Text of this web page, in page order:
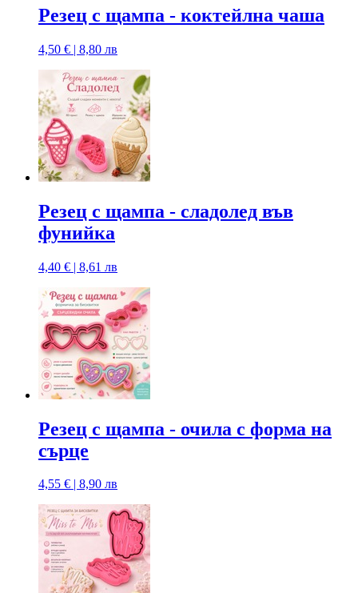
Резец с щампa - коктейлна чаша
4,50 € | 8,80 лв
Резец с щампa - сладолед във
фунийка
4,40 € | 8,61 лв
Резец с щампа - очила с форма на
сърце
4,55 € | 8,90 лв